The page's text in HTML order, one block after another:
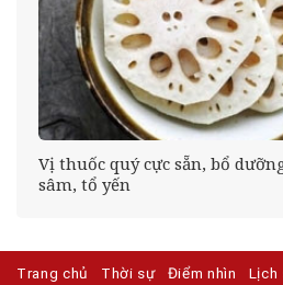
Vị thuốc quý cực sẵn, bổ
sâm, tổ yến
Trang chủ Thời sự Điểm nhìn Lịch